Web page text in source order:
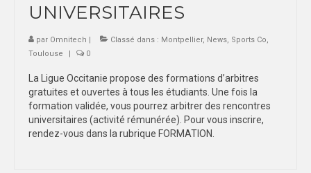
UNIVERSITAIRES
par Omnitech | Classé dans : Montpellier, News Sports Co
Toulouse
| 0
La Ligue Occitanie propose des formations d’arbitres
gratuites et ouvertes à tous les étudiants. Une fois la
formation validée, vous pourrez arbitrer des rencontres
universitaires (activité rémunérée). Pour vous inscrire,
rendez-vous dans la rubrique FORMATION.